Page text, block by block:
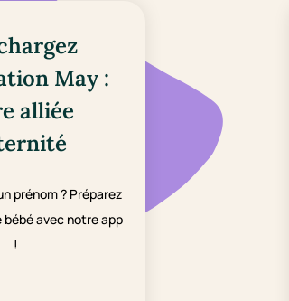
May :
alliée
prénom ? Préparez
bébé avec notre app
!